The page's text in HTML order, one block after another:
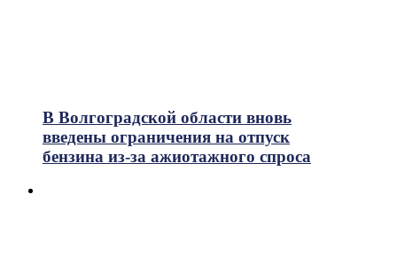
В Волгоградской области вновь
введены ограничения на отпуск
бензина из-за ажиотажного спроса